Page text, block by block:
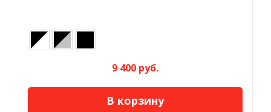
9 400 руб.
В корзину